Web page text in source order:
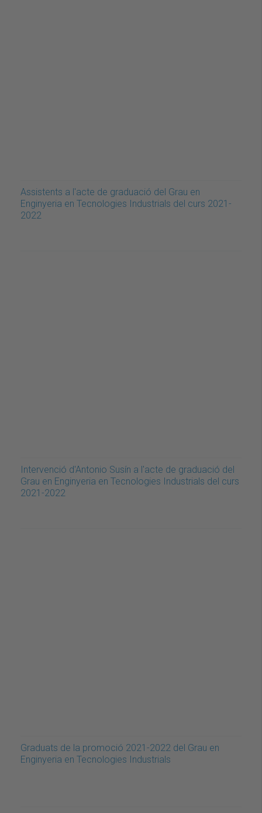
Assistents a l'acte de graduació del Grau en
Enginyeria en Tecnologies Industrials del curs 2021-
2022
Intervenció d'Antonio Susín a l'acte de graduació del
Grau en Enginyeria en Tecnologies Industrials del curs
2021-2022
Graduats de la promoció 2021-2022 del Grau en
Enginyeria en Tecnologies Industrials